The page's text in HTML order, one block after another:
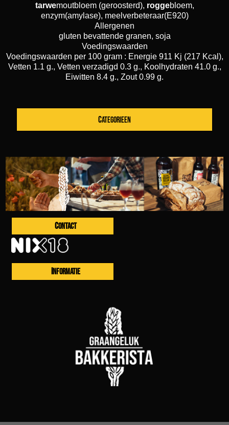
tarwemoutbloem (geroosterd), roggebloem,
enzym(amylase), meelverbeteraar(E920)
Allergenen
gluten bevattende granen, soja
Voedingswaarden
Voedingswaarden per 100 gram : Energie 911 Kj (217 Kcal),
Vetten 1.1 g., Vetten verzadigd 0.3 g., Koolhydraten 41.0 g.,
Eiwitten 8.4 g., Zout 0.99 g.
CATEGORIEEN
CONTACT
INFORMATIE